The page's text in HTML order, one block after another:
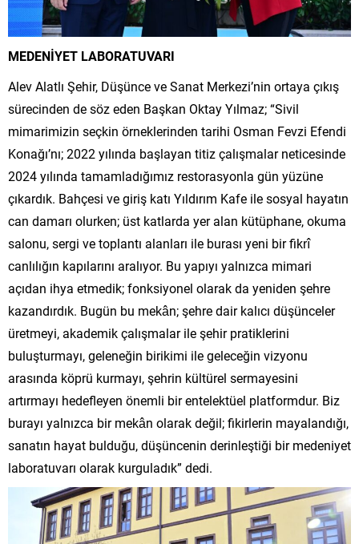
MEDENİYET LABORATUVARI
Alev Alatlı Şehir, Düşünce ve Sanat Merkezi’nin ortaya çıkış
sürecinden de söz eden Başkan Oktay Yılmaz; “Sivil
mimarimizin seçkin örneklerinden tarihi Osman Fevzi Efendi
Konağı’nı; 2022 yılında başlayan titiz çalışmalar neticesinde
2024 yılında tamamladığımız restorasyonla gün yüzüne
çıkardık. Bahçesi ve giriş katı Yıldırım Kafe ile sosyal hayatın
can damarı olurken; üst katlarda yer alan kütüphane, okuma
salonu, sergi ve toplantı alanları ile burası yeni bir fikrî
canlılığın kapılarını aralıyor. Bu yapıyı yalnızca mimari
açıdan ihya etmedik; fonksiyonel olarak da yeniden şehre
kazandırdık. Bugün bu mekân; şehre dair kalıcı düşünceler
üretmeyi, akademik çalışmalar ile şehir pratiklerini
buluşturmayı, geleneğin birikimi ile geleceğin vizyonu
arasında köprü kurmayı, şehrin kültürel sermayesini
artırmayı hedefleyen önemli bir entelektüel platformdur. Biz
burayı yalnızca bir mekân olarak değil; fikirlerin mayalandığı,
sanatın hayat bulduğu, düşüncenin derinleştiği bir medeniyet
laboratuvarı olarak kurguladık” dedi.